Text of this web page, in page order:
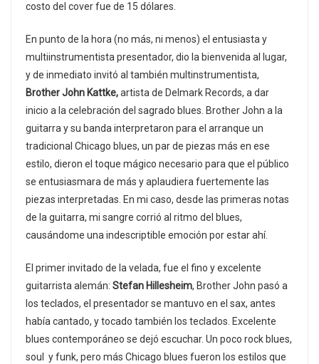
costo del cover fue de 15 dólares.
En punto de la hora (no más, ni menos) el entusiasta y
multiinstrumentista presentador, dio la bienvenida al lugar,
y de inmediato invitó al también multinstrumentista,
Brother John Kattke,artista de Delmark Records, a dar
inicio a la celebración del sagrado blues. Brother John a la
guitarra y su banda interpretaron para el arranque un
tradicional Chicago blues, un par de piezas más en ese
estilo, dieron el toque mágico necesario para que el público
se entusiasmara de más y aplaudiera fuertemente las
piezas interpretadas. En mi caso, desde las primeras notas
de la guitarra, mi sangre corrió al ritmo del blues,
causándome una indescriptible emoción por estar ahí.
El primer invitado de la velada, fue el fino y excelente
guitarrista alemán: Stefan Hillesheim, Brother John pasó a
los teclados, el presentador se mantuvo en el sax, antes
había cantado, y tocado también los teclados. Excelente
blues contemporáneo se dejó escuchar. Un poco rock blues,
soul y funk, pero más Chicago blues fueron los estilos que